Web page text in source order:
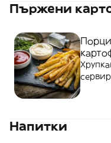
Пържени
Напитки